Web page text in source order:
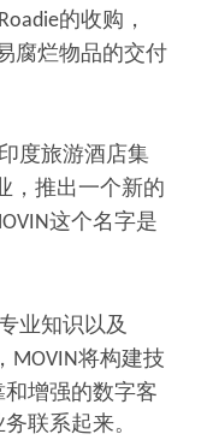
Roadie的收购，
腐烂物品的交付
度旅游酒店集
，推出一个新的
这个名字是
业知识以及
MOVIN将构建技
增强的数字客
联系起来。